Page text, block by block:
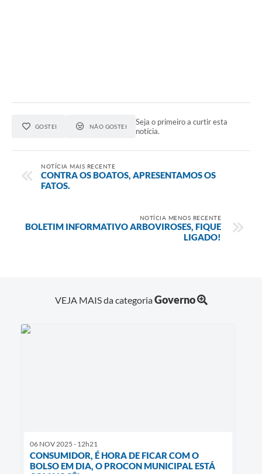
GOSTEI NÃO GOSTEI
Seja o primeiro a curtir esta
notícia.
NOTÍCIA MAIS RECENTE
CONTRA OS BOATOS, APRESENTAMOS OS
FATOS.
NOTÍCIA MENOS RECENTE
BOLETIM INFORMATIVO ARBOVIROSES, FIQUE
LIGADO!
VEJA MAIS da categoriaGoverno
06 NOV 2025 - 12h21
CONSUMIDOR, É HORA DE FICAR COM O
BOLSO EM DIA, O PROCON MUNICIPAL ESTÁ